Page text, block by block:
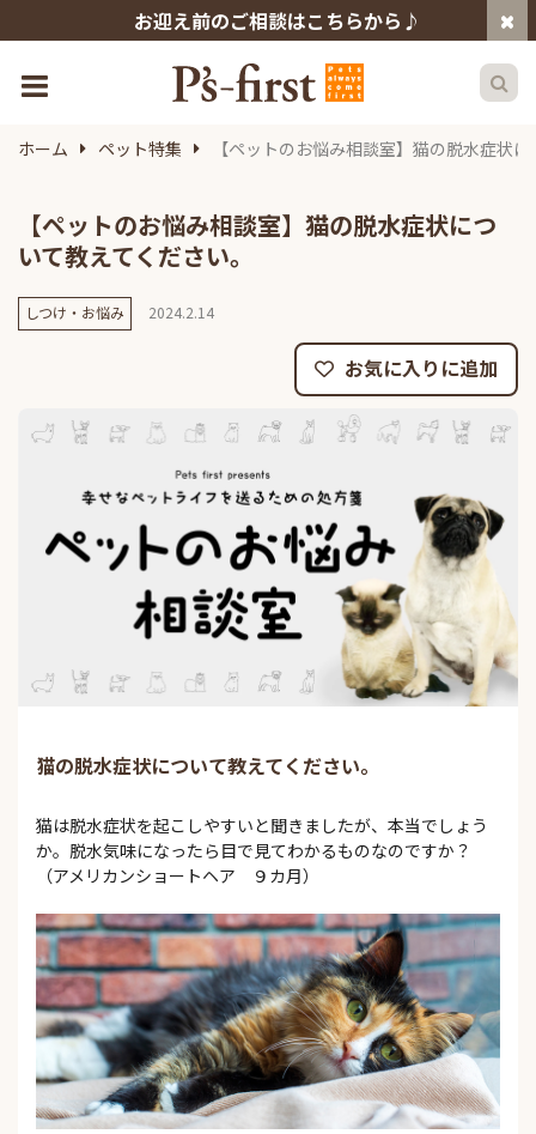
お迎え前のご相談はこちらから♪
ホーム ペット特集 【ペットのお悩み相談室】猫の脱水症状
【ペットのお悩み相談室】猫の脱水症状につ
いて教えてください。
しつけ・お悩み 2024.2.14
お気に入りに追加
猫の脱水症状について教えてください。
猫は脱水症状を起こしやすいと聞きましたが、本当でしょう
か。脱水気味になったら目で見てわかるものなのですか？
（アメリカンショートヘア ９カ月）